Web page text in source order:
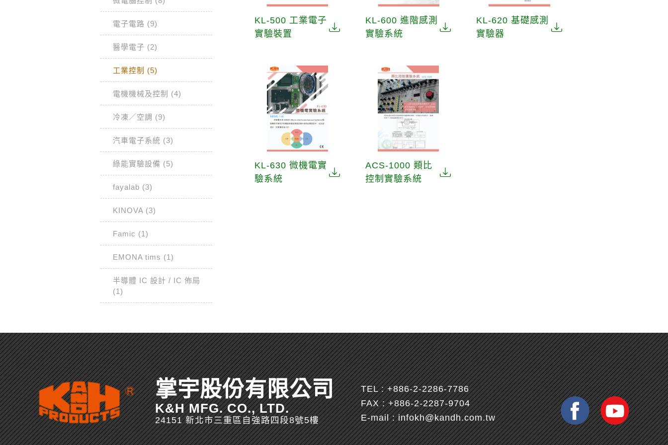
電子電路 (9)
醫學電子 (2)
工業控制 (5)
電機機械及控制 (4)
冷凍／空調 (9)
汽車電子系統 (3)
綠能實驗設備 (5)
fayalab (3)
KINOVA (3)
Famic (1)
EMONA tims (1)
半導體 IC 設計 / IC 佈局
(1)
KL-500 工業電子
實驗裝置
KL-600 進階感測
實驗系統
KL-620 基礎感測
實驗器
KL-630 微機電實
驗系統
ACS-1000 類比
控制實驗系統
掌宇股份有限公司
K&H MFG. CO., LTD.
24151 新北市三重區自強路四段8號5樓
TEL :+886-2-2286-7786
FAX : +886-2-2287-9704
E-mail :infokh@kandh.com.tw